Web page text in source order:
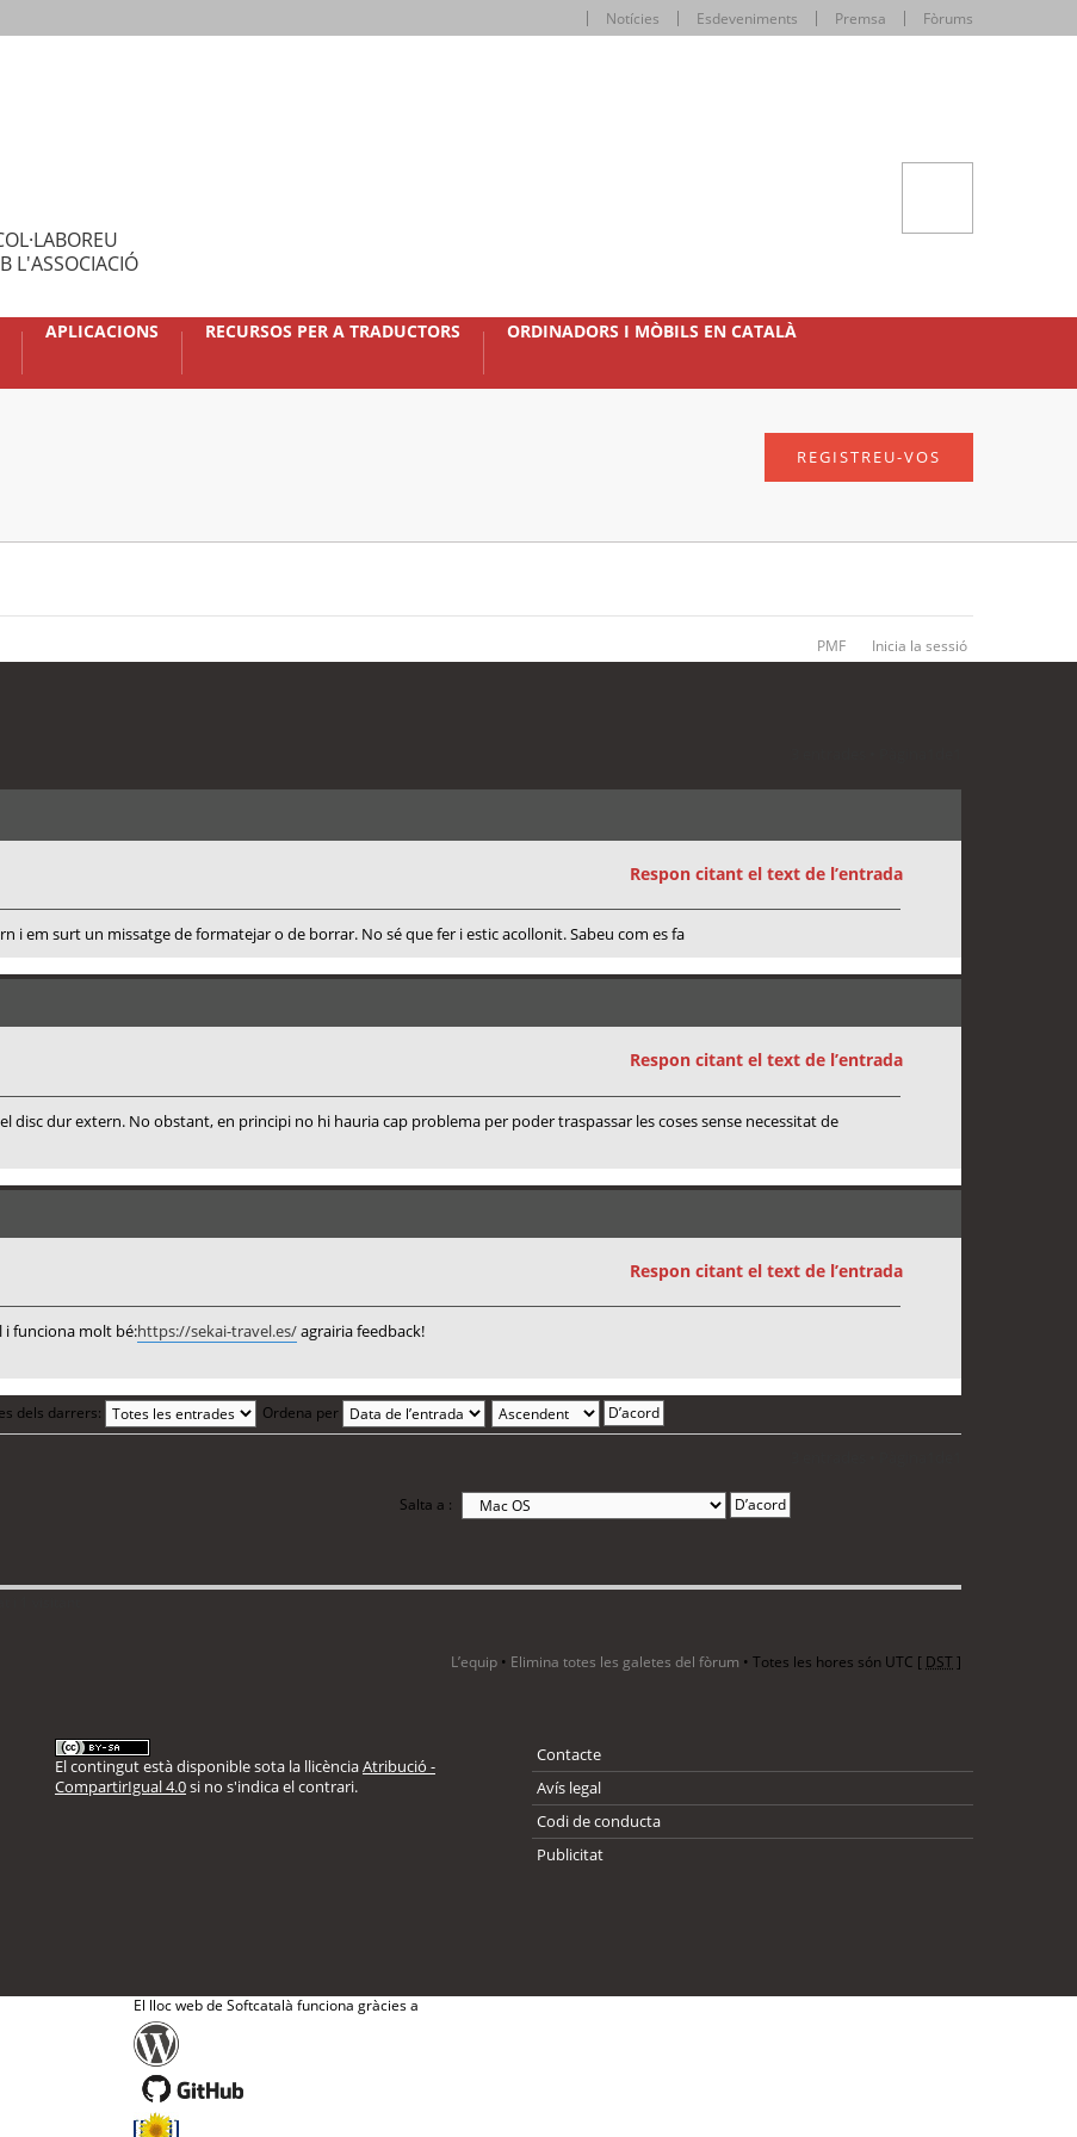
Notícies Esdeveniments Premsa Fòrums
L'ASSOCIACIÓ
APLICACIONS RECURSOS PER A TRADUCTORS ORDINADORS I MÒBILS EN CATALÀ
REGISTREU-VOS
PMF Inicia la sessió
Respon citant el text de l’entrada
i em surt un missatge de formatejar o de borrar. No sé que fer i estic acollonit. Sabeu com es fa
Respon citant el text de l’entrada
disc dur extern. No obstant, en principi no hi hauria cap problema per poder traspassar les coses sense necessitat de
Respon citant el text de l’entrada
i funciona molt bé:https://sekai-travel.es/agrairia feedback!
dels darrers: Ordena per
Salta a :
L’equip • Elimina totes les galetes del fòrum • Totes les hores són UTC [ DST]
El contingut està disponible sota la llicènciaAtribució -
CompartirIgual 4.0si no s'indica el contrari.
Contacte
Avís legal
Codi de conducta
Publicitat
El lloc web de Softcatalà funciona gràcies a